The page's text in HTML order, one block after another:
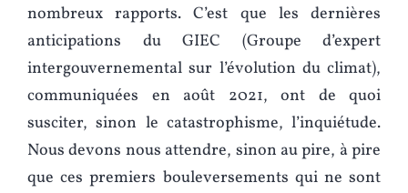
nombreux rapports. C’est que les dernières
anticipations du GIEC (Groupe d’expert
intergouvernemental sur l’évolution du climat),
communiquées en août 2021, ont de quoi
susciter, sinon le catastrophisme, l’inquiétude.
Nous devons nous attendre, sinon au pire, à pire
que ces premiers bouleversements qui ne sont